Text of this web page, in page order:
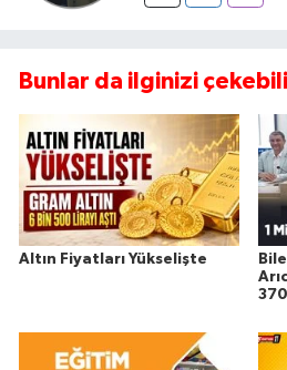
Bunlar da ilginizi
Altın Fiyatları Yükselişte